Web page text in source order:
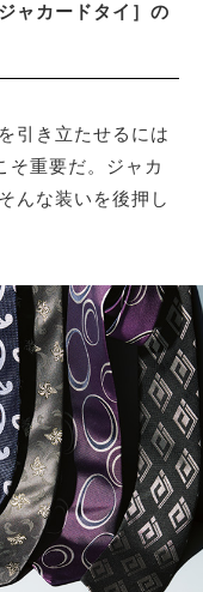
ャカードタイ］の
引き立たせるには
そ重要だ。ジャカ
んな装いを後押し